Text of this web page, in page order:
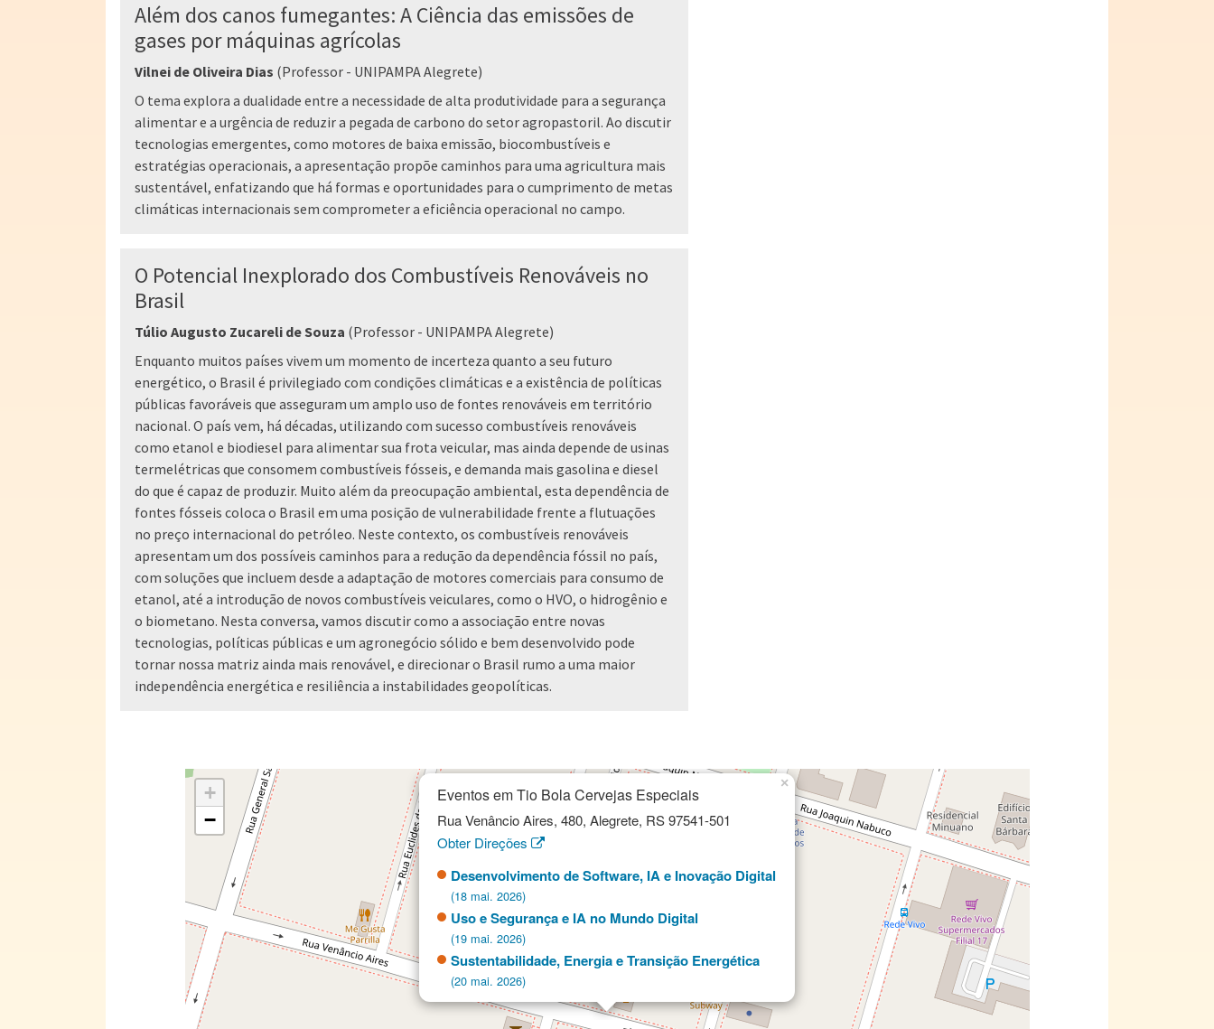
Além dos canos fumegantes: A Ciência das emissões de
gases por máquinas agrícolas
Vilnei de Oliveira Dias (Professor - UNIPAMPA Alegrete)
O tema explora a dualidade entre a necessidade de alta produtividade para a segurança
alimentar e a urgência de reduzir a pegada de carbono do setor agropastoril. Ao discutir
tecnologias emergentes, como motores de baixa emissão, biocombustíveis e
estratégias operacionais, a apresentação propõe caminhos para uma agricultura mais
sustentável, enfatizando que há formas e oportunidades para o cumprimento de metas
climáticas internacionais sem comprometer a eficiência operacional no campo.
O Potencial Inexplorado dos Combustíveis Renováveis no
Brasil
Túlio Augusto Zucareli de Souza (Professor - UNIPAMPA Alegrete)
Enquanto muitos países vivem um momento de incerteza quanto a seu futuro
energético, o Brasil é privilegiado com condições climáticas e a existência de políticas
públicas favoráveis que asseguram um amplo uso de fontes renováveis em território
nacional. O país vem, há décadas, utilizando com sucesso combustíveis renováveis
como etanol e biodiesel para alimentar sua frota veicular, mas ainda depende de usinas
termelétricas que consomem combustíveis fósseis, e demanda mais gasolina e diesel
do que é capaz de produzir. Muito além da preocupação ambiental, esta dependência de
fontes fósseis coloca o Brasil em uma posição de vulnerabilidade frente a flutuações
no preço internacional do petróleo. Neste contexto, os combustíveis renováveis
apresentam um dos possíveis caminhos para a redução da dependência fóssil no país,
com soluções que incluem desde a adaptação de motores comerciais para consumo de
etanol, até a introdução de novos combustíveis veiculares, como o HVO, o hidrogênio e
o biometano. Nesta conversa, vamos discutir como a associação entre novas
tecnologias, políticas públicas e um agronegócio sólido e bem desenvolvido pode
tornar nossa matriz ainda mais renovável, e direcionar o Brasil rumo a uma maior
independência energética e resiliência a instabilidades geopolíticas.
Eventos em Tio Bola Cervejas Especiais
Rua Venâncio Aires, 480, Alegrete, RS 97541-501
Obter Direções
Desenvolvimento de Software, IA e Inovação Digital
(18 mai. 2026)
Uso e Segurança e IA no Mundo Digital
(19 mai. 2026)
Sustentabilidade, Energia e Transição Energética
(20 mai. 2026)
×
+
−